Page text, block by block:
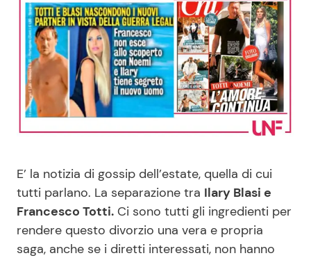
Benessere
Casa
Moda e Style
News benessere
Salute
Cucina e Ricette
Consigli di Cucina
Dolci
Primi Piatti
Ricette Facili e Veloci
E’ la notizia di gossip dell’estate, quella di cui
tutti parlano. La separazione tra Ilary Blasi e
Francesco Totti. Ci sono tutti gli ingredienti per
rendere questo divorzio una vera e propria
saga, anche se i diretti interessati, non hanno